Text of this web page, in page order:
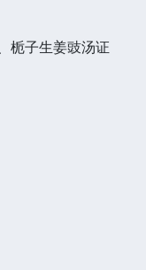
栀子生姜豉汤证